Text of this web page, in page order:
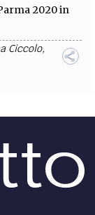
2020 in
Ciccolo,